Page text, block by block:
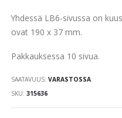
Yhdessä LB6-sivussa on
ovat 190 x 37 mm.
Pakkauksessa 10 sivua.
SAATAVUUS: VARASTOSSA
SKU 315636